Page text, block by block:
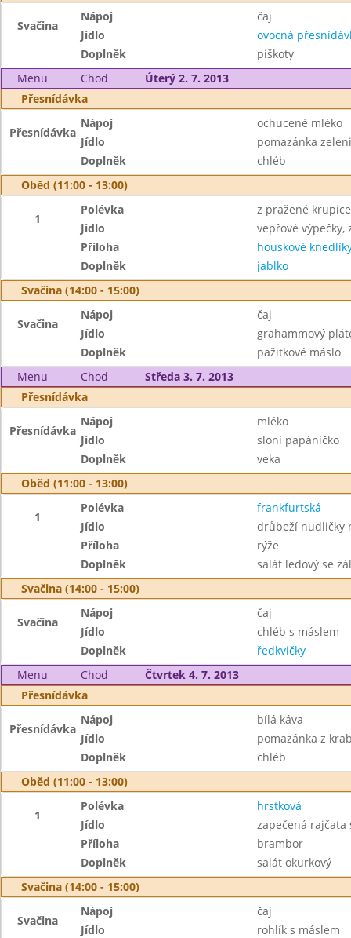
Svačina
Nápoj
čaj
Jídlo
ovocná
Doplněk
piškoty
Menu
Chod
Úterý 2. 7. 2013
Přesnídávka
Přesnídávka
Nápoj
ochucené mléko
Jídlo
pomazánka
Doplněk
chléb
Oběd (11:00 - 13:00)
1
Polévka
z pražené krupice
Jídlo
vepřové výpečky,
Příloha
houskové
Doplněk
jablko
Svačina (14:00 - 15:00)
Svačina
Nápoj
čaj
Jídlo
grahammový
Doplněk
pažitkové máslo
Menu
Chod
Středa 3. 7. 2013
Přesnídávka
Přesnídávka
Nápoj
mléko
Jídlo
sloní papáníčko
Doplněk
veka
Oběd (11:00 - 13:00)
1
Polévka
frankfurtská
Jídlo
drůbeží nudličky
Příloha
rýže
Doplněk
salát ledový se
Svačina (14:00 - 15:00)
Svačina
Nápoj
čaj
Jídlo
chléb s máslem
Doplněk
ředkvičky
Menu
Chod
Čtvrtek 4. 7. 2013
Přesnídávka
Přesnídávka
Nápoj
bílá káva
Jídlo
pomazánka z
Doplněk
chléb
Oběd (11:00 - 13:00)
1
Polévka
hrstková
Jídlo
zapečená rajčata
Příloha
brambor
Doplněk
salát okurkový
Svačina (14:00 - 15:00)
Svačina
Nápoj
čaj
Jídlo
rohlík s máslem